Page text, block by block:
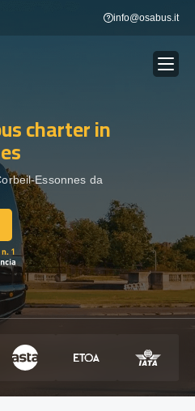
info@osabus.it
Show dropdown
charterin
Essonnes da